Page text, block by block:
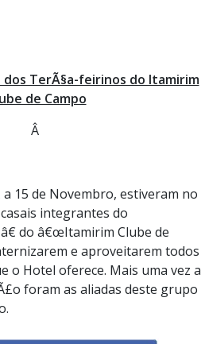
TerÃ§a-feirinos do Itamirim
de Campo
Â
15 de Novembro, estiveram no
integrantes do
do â€œItamirim Clube de
e aproveitarem todos
o Hotel oferece. Mais uma vez a
foram as aliadas deste grupo